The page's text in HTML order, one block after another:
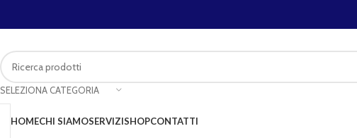
SELEZIONA CATEGORIA
HOMECHI SIAMOSERVIZISHOPCONTATTI